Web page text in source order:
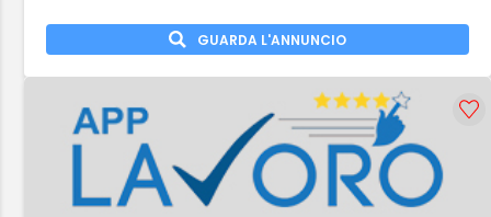
GUARDA L'ANNUNCIO